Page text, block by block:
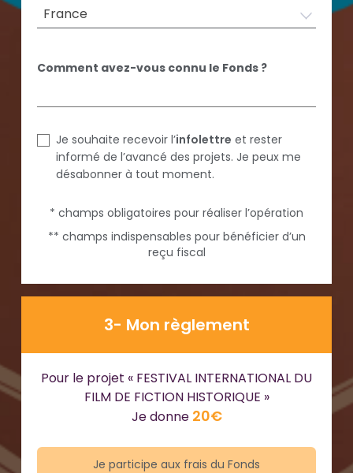
France
Comment avez-vous connu le Fonds ?
Je souhaite recevoir l’infolettre et rester
informé de l’avancé des projets. Je peux me
désabonner à tout moment.
* champs obligatoires pour réaliser l’opération
** champs indispensables pour bénéficier d’un
reçu fiscal
3- Mon règlement
Pour le projet « FESTIVAL INTERNATIONAL DU
FILM DE FICTION HISTORIQUE »
Je donne 20€
Je participe aux frais du Fonds